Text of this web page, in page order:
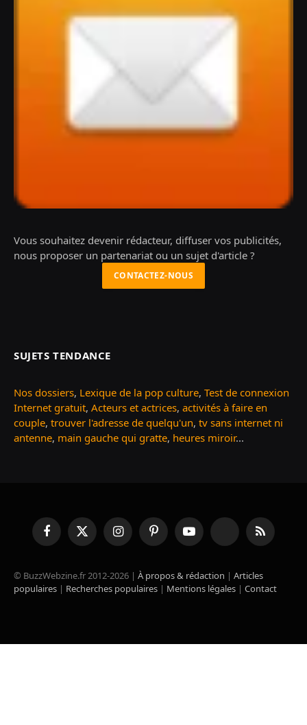
Vous souhaitez devenir rédacteur, diffuser vos publicités,
nous proposer un partenariat ou un sujet d'article ?
CONTACTEZ-NOUS
SUJETS TENDANCE
Nos dossiers, Lexique de la pop culture, Test de connexion
Internet gratuit, Acteurs et actrices, activités à faire en
couple, trouver l'adresse de quelqu'un, tv sans internet ni
antenne, main gauche qui gratte, heures miroir...
FacebookX
(Twitter)
InstagramPinterestYouTube TikTok RSS
© BuzzWebzine.fr 2012-2026 | À propos & rédaction | Articles
populaires | Recherches populaires | Mentions légales | Contact